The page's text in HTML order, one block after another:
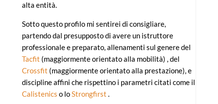
alta entità.
Sotto questo profilo mi sentirei di consigliare,
partendo dal presupposto di avere un istruttore
professionale e preparato, allenamenti sul genere del
Tacfit (maggiormente orientato alla mobilità) , del
Crossfit (maggiormente orientato alla prestazione), e
discipline affini che rispettino i parametri citati come il
Calistenics o loStrongfirst .